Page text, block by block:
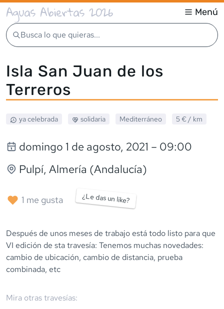
Aguas Abiertas 2026 Menú
Busca lo que quieras...
Isla San Juan de los
Terreros
ya celebrada solidaria Mediterráneo 5 € / km
domingo 1 de agosto, 2021 – 09:00
Pulpí, Almería (Andalucía)
1 me gusta ¿Le das un like?
Después de unos meses de trabajo está todo listo para que
VI edición de sta travesía: Tenemos muchas novedades:
cambio de ubicación, cambio de distancia, prueba
combinada, etc
Mira otras travesías: